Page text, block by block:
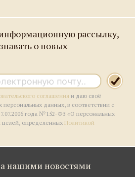
рассылку,
о новых
соглашения и даю своё
персональных данных, в соответствии с
года №152-ФЗ «О персональных
целей, определенныхПолитикой
нашими новостями